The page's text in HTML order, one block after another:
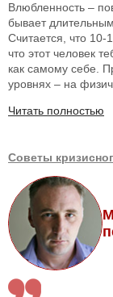
Влюбленность –
бывает
Считается, что 10-
что этот человек
как самому себе.
уровнях – на
Читать полностью
Советы